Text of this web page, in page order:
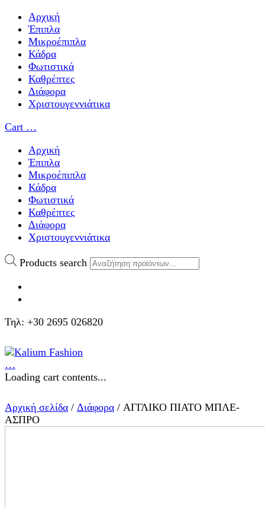
Αρχική
Έπιπλα
Μικροέπιπλα
Κάδρα
Φωτιστικά
Καθρέπτες
Διάφορα
Χριστουγεννιάτικα
Cart …
Αρχική
Έπιπλα
Μικροέπιπλα
Κάδρα
Φωτιστικά
Καθρέπτες
Διάφορα
Χριστουγεννιάτικα
Products search
Τηλ: +30 2695 026820
…
Loading cart contents...
Αρχική σελίδα / Διάφορα / ΑΓΓΛΙΚΟ ΠΙΑΤΟ ΜΠΛΕ-
ΑΣΠΡΟ